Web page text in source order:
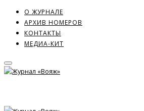
О ЖУРНАЛЕ
АРХИВ НОМЕРОВ
КОНТАКТЫ
МЕДИА-КИТ